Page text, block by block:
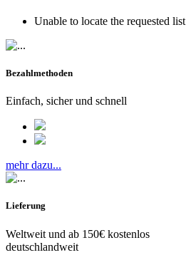
Unable to locate the requested list
Bezahlmethoden
Einfach, sicher und schnell
mehr dazu...
Lieferung
Weltweit und ab 150€ kostenlos
deutschlandweit